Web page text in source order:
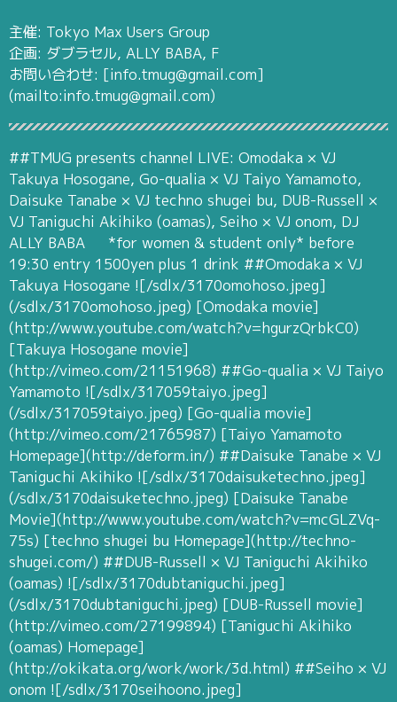
主催: Tokyo Max Users Group
企画: ダブラセル, ALLY BABA, F
お問い合わせ: [info.tmug@gmail.com]
(mailto:info.tmug@gmail.com)
##TMUG presents channel LIVE: Omodaka × VJ
Takuya Hosogane, Go-qualia × VJ Taiyo Yamamoto,
Daisuke Tanabe × VJ techno shugei bu, DUB-Russell ×
VJ Taniguchi Akihiko (oamas), Seiho × VJ onom, DJ
ALLY BABA *for women & student only* before
19:30 entry 1500yen plus 1 drink ##Omodaka × VJ
Takuya Hosogane ![/sdlx/3170omohoso.jpeg]
(/sdlx/3170omohoso.jpeg) [Omodaka movie]
(http://www.youtube.com/watch?v=hgurzQrbkC0)
[Takuya Hosogane movie]
(http://vimeo.com/21151968) ##Go-qualia × VJ Taiyo
Yamamoto ![/sdlx/317059taiyo.jpeg]
(/sdlx/317059taiyo.jpeg) [Go-qualia movie]
(http://vimeo.com/21765987) [Taiyo Yamamoto
Homepage](http://deform.in/) ##Daisuke Tanabe × VJ
Taniguchi Akihiko ![/sdlx/3170daisuketechno.jpeg]
(/sdlx/3170daisuketechno.jpeg) [Daisuke Tanabe
Movie](http://www.youtube.com/watch?v=mcGLZVq-
75s) [techno shugei bu Homepage](http://techno-
shugei.com/) ##DUB-Russell × VJ Taniguchi Akihiko
(oamas) ![/sdlx/3170dubtaniguchi.jpeg]
(/sdlx/3170dubtaniguchi.jpeg) [DUB-Russell movie]
(http://vimeo.com/27199894) [Taniguchi Akihiko
(oamas) Homepage]
(http://okikata.org/work/work/3d.html) ##Seiho × VJ
onom ![/sdlx/3170seihoono.jpeg]